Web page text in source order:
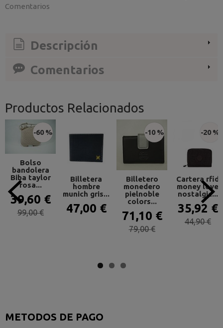
METODOS DE PAGO
Comentarios
Descripción
Comentarios
Productos Relacionados
-60 %
Bolso
bandolera
Biba taylor
rosa...
39,60 €
99,00 €
Billetera
hombre
munich gris...
47,00 €
-10 %
Billetero
monedero
pielnoble
colors...
71,10 €
79,00 €
-20 %
Cartera rfid
money love
nostalgic...
35,92 €
44,90 €